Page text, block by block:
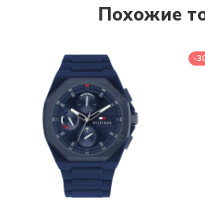
Похожие
-